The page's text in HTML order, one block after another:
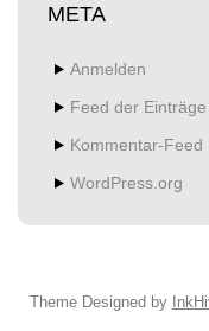
META
Anmelden
Feed der Einträge
Kommentar-Feed
WordPress.org
Theme Designed by